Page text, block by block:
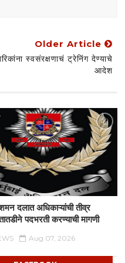
Older Article
स्वसंरक्षणाचं ट्रेनिंग देण्याचे
आदेश
दलात अधिकाऱ्यांची तीव्र
पदभरती करण्याची मागणी
Aug 07, 2026